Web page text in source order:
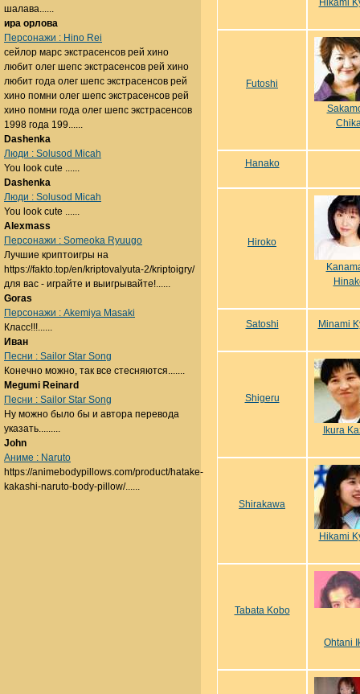
Hikami
Futoshi
Hanako
Hiroko
Satoshi Minami
Shigeru
Ikura
Shirakawa
Hikami
Tabata Kobo
Ohtani
шалава......
ира орлова
Персонажи : Hino Rei
сейлор марс экстрасенсов рей хино
любит олег шепс экстрасенсов рей хино
любит года олег шепс экстрасенсов рей
хино помни олег шепс экстрасенсов рей
хино помни года олег шепс экстрасенсов
1998 года 199......
Dashenka
Люди : Solusod Micah
You look cute ......
Dashenka
Люди : Solusod Micah
You look cute ......
Alexmass
Персонажи : Someoka Ryuugo
Лучшие криптоигры на
https://fakto.top/en/kriptovalyuta-2/kriptoigry/
для вас - играйте и выигрывайте!......
Goras
Персонажи : Akemiya Masaki
Класс!!!......
Иван
Песни : Sailor Star Song
Конечно можно, так все стесняются.......
Megumi Reinard
Песни : Sailor Star Song
Ну можно было бы и автора перевода
указать.........
John
Аниме : Naruto
https://animebodypillows.com/product/hatake-
kakashi-naruto-body-pillow/......